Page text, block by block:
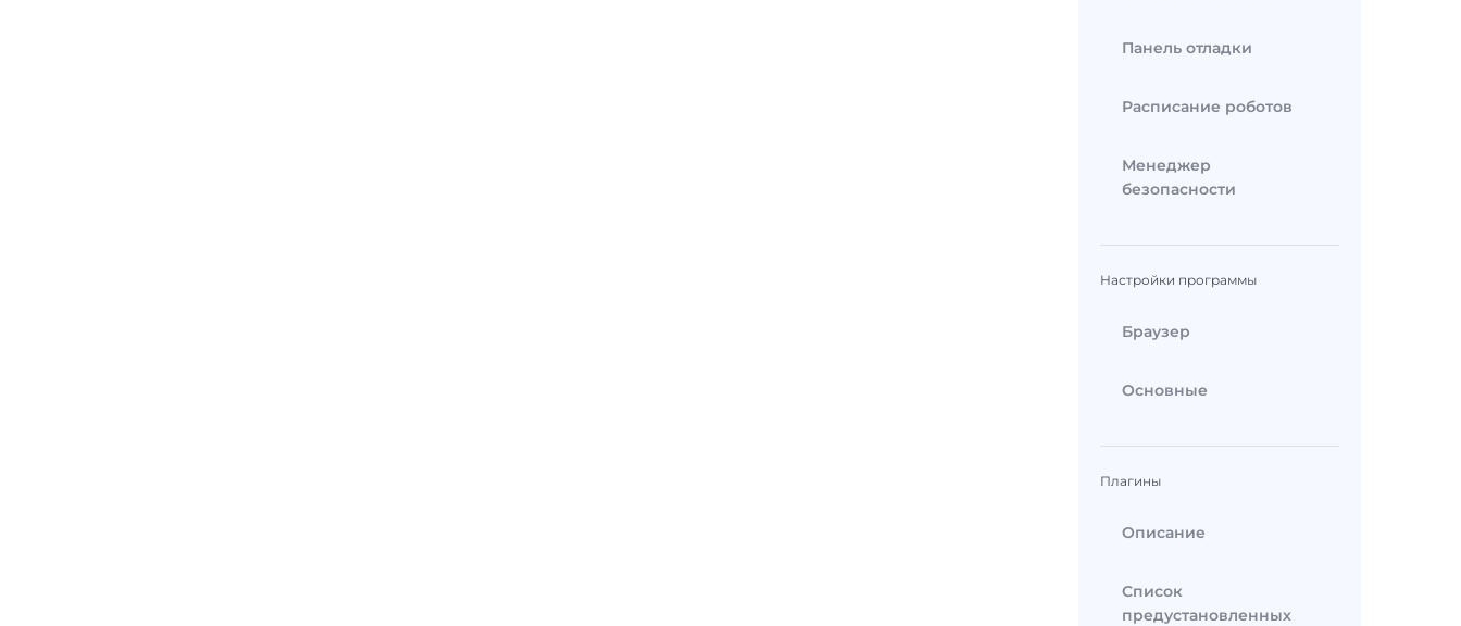
Панель отладки
Расписание роботов
Менеджер
безопасности
Настройки программы
Браузер
Основные
Плагины
Описание
Список
предустановленных